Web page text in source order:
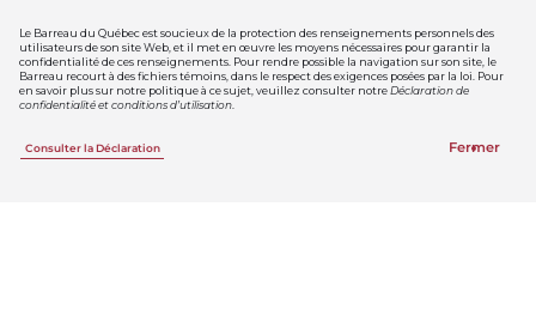
Le Barreau du Québec est soucieux de la protection des renseignements personnels des
utilisateurs de son site Web, et il met en œuvre les moyens nécessaires pour garantir la
confidentialité de ces renseignements. Pour rendre possible la navigation sur son site, le
Barreau recourt à des fichiers témoins, dans le respect des exigences posées par la loi. Pour
en savoir plus sur notre politique à ce sujet, veuillez consulter notreDéclaration de
confidentialité et conditions d’utilisation
Consulter la Déclaration Fermer